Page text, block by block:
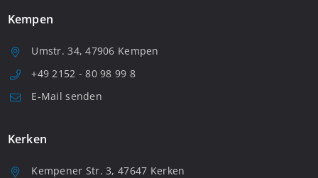
Kempen
Umstr. 34, 47906 Kempen
+49 2152 - 80 98 99 8
E-Mail senden
Kerken
Kempener Str. 3, 47647 Kerken